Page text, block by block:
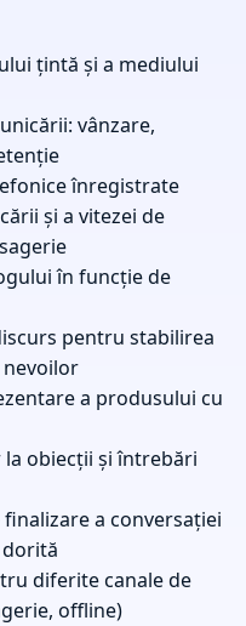
țintă și a mediului
vânzare,
înregistrate
și a vitezei de
în funcție de
pentru stabilirea
a produsului cu
obiecții și întrebări
a conversației
diferite canale de
offline)